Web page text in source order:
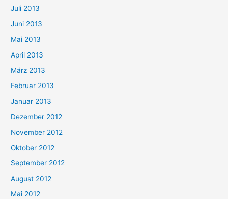
Juli 2013
Juni 2013
Mai 2013
April 2013
März 2013
Februar 2013
Januar 2013
Dezember 2012
November 2012
Oktober 2012
September 2012
August 2012
Mai 2012